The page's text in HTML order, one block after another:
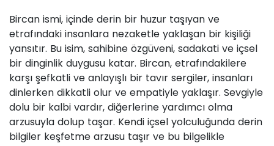
Bircan ismi, içinde derin bir huzur taşıyan ve
etrafındaki insanlara nezaketle yaklaşan bir kişiliği
yansıtır. Bu isim, sahibine özgüveni, sadakati ve içsel
bir dinginlik duygusu katar. Bircan, etrafındakilere
karşı şefkatli ve anlayışlı bir tavır sergiler, insanları
dinlerken dikkatli olur ve empatiyle yaklaşır. Sevgiyle
dolu bir kalbi vardır, diğerlerine yardımcı olma
arzusuyla dolup taşar. Kendi içsel yolculuğunda derin
bilgiler keşfetme arzusu taşır ve bu bilgelikle